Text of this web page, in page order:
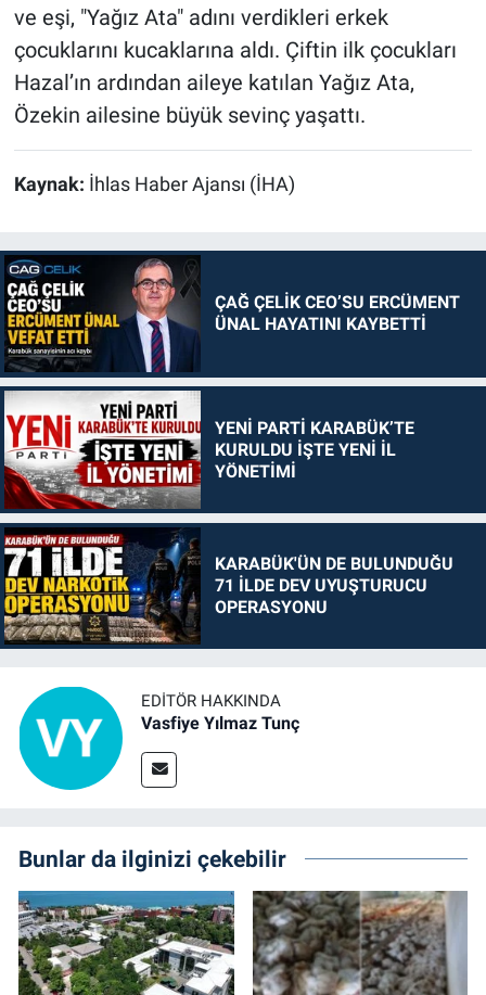
ve eşi, "Yağız Ata" adını verdikleri erkek
çocuklarını kucaklarına aldı. Çiftin ilk çocukları
Hazal’ın ardından aileye katılan Yağız Ata,
Özekin ailesine büyük sevinç yaşattı.
Kaynak: İhlas Haber Ajansı (İHA)
ÇAĞ ÇELİK CEO’SU ERCÜMENT
ÜNAL HAYATINI KAYBETTİ
YENİ PARTİ KARABÜK’TE
KURULDU İŞTE YENİ İL
YÖNETİMİ
KARABÜK'ÜN DE BULUNDUĞU
71 İLDE DEV UYUŞTURUCU
OPERASYONU
EDITÖR HAKKINDA
Vasfiye Yılmaz Tunç
Bunlar da ilginizi çekebilir